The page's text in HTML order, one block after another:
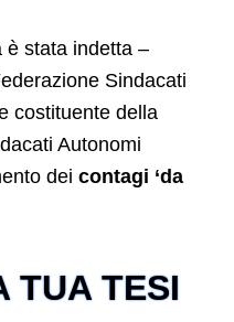
è stata indetta –
Sindacati
costituente della
Autonomi
dei contagi ‘da
TUA TESI